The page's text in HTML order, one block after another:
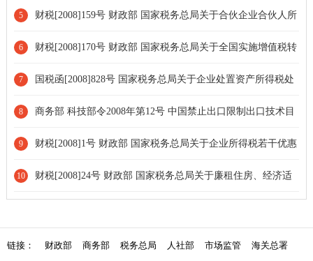
事业性收费、政府性基金有关企业所得税政策问题的通知
5 财税[2008]159号 财政部 国家税务总局关于合伙企业合伙人所
得税问题的通知
6 财税[2008]170号 财政部 国家税务总局关于全国实施增值税转
型改革若干问题的通知[条款修订]
7 国税函[2008]828号 国家税务总局关于企业处置资产所得税处
理问题的通知[条款废止]
8 商务部 科技部令2008年第12号 中国禁止出口限制出口技术目
录(修订后)
9 财税[2008]1号 财政部 国家税务总局关于企业所得税若干优惠
政策的通知[条款失效]
10 财税[2008]24号 财政部 国家税务总局关于廉租住房、经济适
链接： 财政部 商务部 税务总局 人社部 市场监管 海关总署